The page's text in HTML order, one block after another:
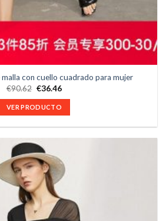
con cuello cuadrado para mujer
€90.62 €36.46
VER PRODUCTO